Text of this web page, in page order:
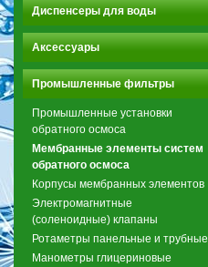
Диспенсеры для воды
Аксессуары
Промышленные фильтры
Промышленные установки
обратного осмоса
Мембранные элементы систем
обратного осмоса
Корпусы мембранных элементов
Электромагнитные
(соленоидные) клапаны
Ротаметры панельные и трубные
Манометры глицериновые